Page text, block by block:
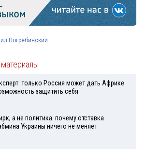
Погребинский
только Россия может дать Африке
защитить себя
а не политика: почему отставка
Украины ничего не меняет